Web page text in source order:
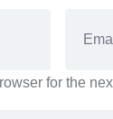
for the